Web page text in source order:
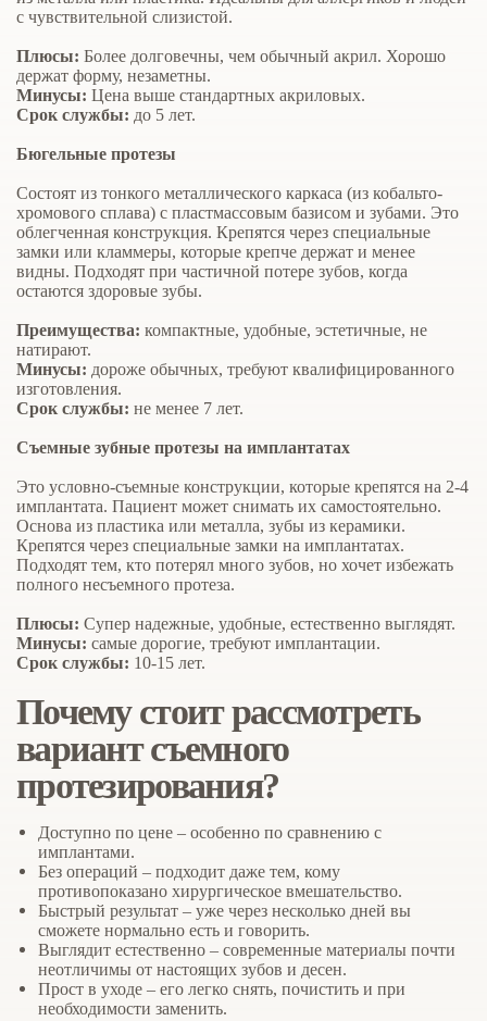
с чувствительной слизистой.
Плюсы: Более долговечны, чем обычный акрил. Хорошо
держат форму, незаметны.
Минусы: Цена выше стандартных акриловых.
Срок службы: до 5 лет.
Бюгельные протезы
Состоят из тонкого металлического каркаса (из кобальто-
хромового сплава) с пластмассовым базисом и зубами. Это
облегченная конструкция. Крепятся через специальные
замки или кламмеры, которые крепче держат и менее
видны. Подходят при частичной потере зубов, когда
остаются здоровые зубы.
Преимущества: компактные, удобные, эстетичные, не
натирают.
Минусы: дороже обычных, требуют квалифицированного
изготовления.
Срок службы: не менее 7 лет.
Съемные зубные протезы на имплантатах
Это условно-съемные конструкции, которые крепятся на 2-4
имплантата. Пациент может снимать их самостоятельно.
Основа из пластика или металла, зубы из керамики.
Крепятся через специальные замки на имплантатах.
Подходят тем, кто потерял много зубов, но хочет избежать
полного несъемного протеза.
Плюсы: Супер надежные, удобные, естественно выглядят.
Минусы: самые дорогие, требуют имплантации.
Срок службы: 10-15 лет.
Почему стоит рассмотреть
вариант съемного
протезирования?
Доступно по цене – особенно по сравнению с
имплантами.
Без операций – подходит даже тем, кому
противопоказано хирургическое вмешательство.
Быстрый результат – уже через несколько дней вы
сможете нормально есть и говорить.
Выглядит естественно – современные материалы почти
неотличимы от настоящих зубов и десен.
Прост в уходе – его легко снять, почистить и при
необходимости заменить.